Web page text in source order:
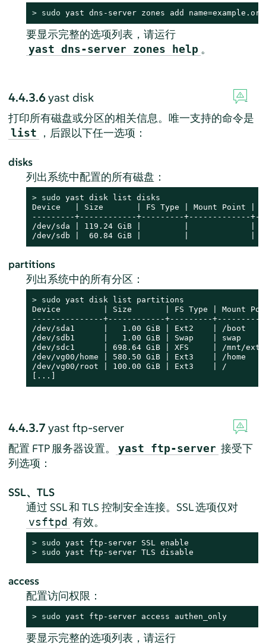
> sudo yast dns-server zones add
要显示完整的选项列表，请运行
yast dns-server zones help 。
4.4.3.6yast disk
打印所有磁盘或分区的相关信息。唯一支持的命令是
list ，后跟以下任一选项：
disks
列出系统中配置的所有磁盘：
> sudo yast disk list disks
Device   | Size       | FS Type | Mount Point |
---------+------------+---------+-------------
/dev/sda | 119.24 GiB |         |             |
/dev/sdb |  60.84 GiB |         |             |       |
partitions
列出系统中的所有分区：
> sudo yast disk list partitions
Device         | Size       | FS Type | Mount
---------------+------------+---------
/dev/sda1      |   1.00 GiB | Ext2    | /
/dev/sdb1      |   1.00 GiB | Swap    | swap
/dev/sdc1      | 698.64 GiB | XFS     | /mnt/
/dev/vg00/home | 580.50 GiB | Ext3    | /
/dev/vg00/root | 100.00 GiB | Ext3    | /
[...]
4.4.3.7yast ftp-server
配置 FTP 服务器设置。 yast ftp-server 接受下
列选项：
SSL、TLS
通过 SSL 和 TLS 控制安全连接。SSL 选项仅对
vsftpd 有效。
> sudo
> sudo yast ftp-server TLS disable
access
配置访问权限：
> sudo yast ftp-server access authen_only
要显示完整的选项列表，请运行